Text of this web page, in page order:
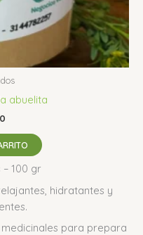
abuelita
100 gr
hidratantes y
para prepara